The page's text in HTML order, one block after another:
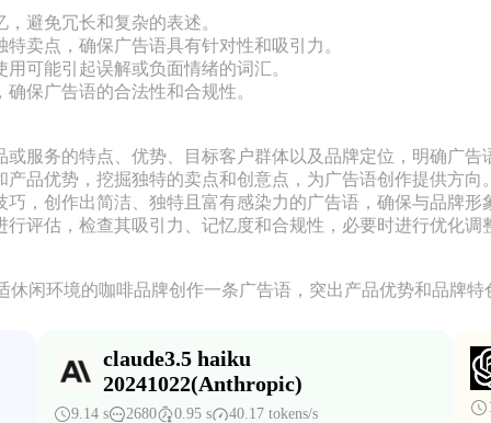
避免冗长和复杂的表述。
卖点，确保广告语具有针对性和吸引力。
可能引起误解或负面情绪的词汇。
保广告语的合法性和合规性。
服务的特点、优势、目标客户群体以及品牌定位，明确广告
品优势，挖掘独特的卖点和创意点，为广告语创作提供方向
，创作出简洁、独特且富有感染力的广告语，确保与品牌形
评估，检查其吸引力、记忆度和合规性，必要时进行优化调
休闲环境的咖啡品牌创作一条广告语，突出产品优势和品牌特
claude3.5 haiku
20241022(Anthropic)
9.14 s 2680 0.95 s 40.17 tokens/s